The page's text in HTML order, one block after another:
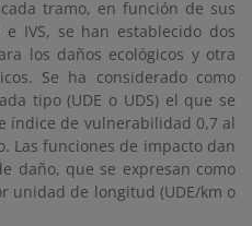
tramo, en función de sus
IVS, se han establecido dos
los daños ecológicos y otra
Se ha considerado como
tipo (UDE o UDS) el que se
índice de vulnerabilidad 0,7 al
Las funciones de impacto dan
daño, que se expresan como
unidad de longitud (UDE/km o